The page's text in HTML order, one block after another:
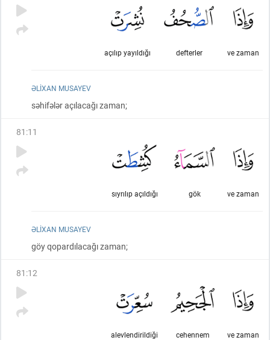
ve zaman
defterler
açılıp yayıldığı
ƏLIXAN MUSAYEV
səhifələr açılacağı zaman;
81 :11
ve zaman
gök
sıyrılıp açıldığı
ƏLIXAN MUSAYEV
göy qopardılacağı zaman;
81 :12
ve zaman
cehennem
alevlendirildiği